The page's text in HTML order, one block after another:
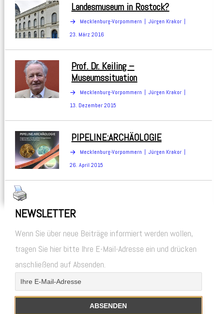
Landesmuseum in Rostock?
Mecklenburg-Vorpommern
Jürgen Krakor
23. März 2016
Prof. Dr. Keiling –
Museumssituation
Mecklenburg-Vorpommern
Jürgen Krakor
13. Dezember 2015
PIPELINE:ARCHÄOLOGIE
Mecklenburg-Vorpommern
Jürgen Krakor
26. April 2015
NEWSLETTER
Wenn Sie über neue Beiträge informiert werden wollen,
tragen Sie hier bitte Ihre E-Mail-Adresse ein und drücken
anschließend auf Absenden.